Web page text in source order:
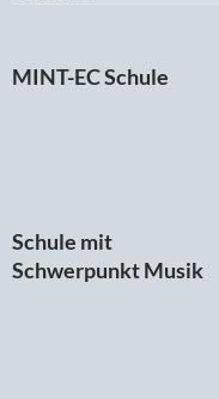
MINT-EC Schule
Schule mit
Schwerpunkt Musik